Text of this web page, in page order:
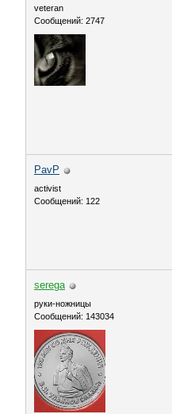
veteran
Сообщений: 2747
PavP
activist
Сообщений: 122
serega
руки-ножницы
Сообщений: 143034